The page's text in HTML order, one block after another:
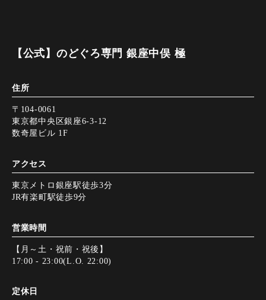
【公式】のどぐろ専門 銀座中俣 極
住所
〒104-0061
東京都中央区銀座6-3-12
数奇屋ビル 1F
アクセス
東京メトロ銀座駅徒歩3分
JR有楽町駅徒歩9分
営業時間
【月～土・祝前・祝後】
17:00 - 23:00(L.O. 22:00)
定休日